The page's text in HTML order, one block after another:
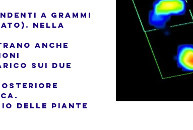
a grammi
Nella
anche
sui due
delle piante